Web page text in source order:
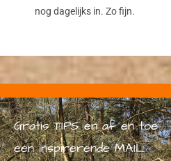
nog dagelijks in. Zo fijn.
Gratis TIPS en af en toe
een inspirerende MAIL